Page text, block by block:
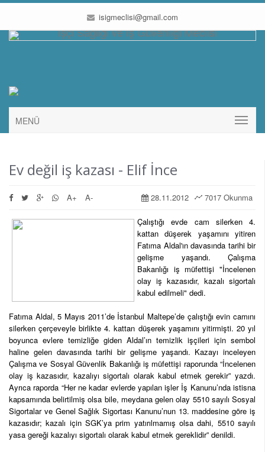
isigmeclisi@gmail.com
MENÜ
Ev değil iş kazası - Elif İnce
7017 Okunma
28.11.2012
A+ A-
Çalıştığı evde cam silerken 4.
kattan düşerek yaşamını yitiren
Fatıma Aldal'ın davasında tarihi bir
gelişme yaşandı. Çalışma
Bakanlığı iş müfettişi "İncelenen
olay iş kazasıdır, kazalı sigortalı
kabul edilmeli" dedi.
Fatıma Aldal, 5 Mayıs 2011’de İstanbul Maltepe’de çalıştığı evin camını
silerken çerçeveyle birlikte 4. kattan düşerek yaşamını yitirmişti. 20 yıl
boyunca evlere temizliğe giden Aldal’ın temizlik işçileri için sembol
haline gelen davasında tarihi bir gelişme yaşandı. Kazayı inceleyen
Çalışma ve Sosyal Güvenlik Bakanlığı iş müfettişi raporunda “İncelenen
olay iş kazasıdır, kazalıyı sigortalı olarak kabul etmek gerekir” yazdı.
Ayrıca raporda “Her ne kadar evlerde yapılan işler İş Kanunu’nda istisna
kapsamında belirtilmiş olsa bile, meydana gelen olay 5510 sayılı Sosyal
Sigortalar ve Genel Sağlık Sigortası Kanunu’nun 13. maddesine göre iş
kazasıdır; kazalı için SGK’ya prim yatırılmamış olsa dahi, 5510 sayılı
yasa gereği kazalıyı sigortalı olarak kabul etmek gereklidir” denildi.